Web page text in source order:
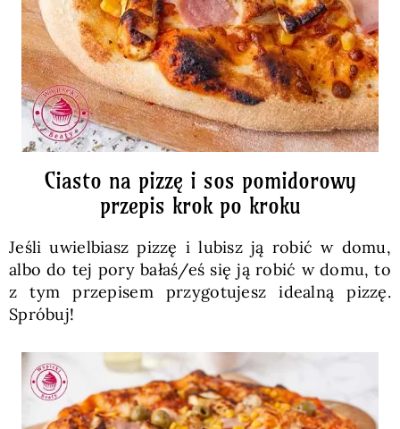
Ciasto na pizzę i sos pomidorowy
przepis krok po kroku
Jeśli uwielbiasz pizzę i lubisz ją robić w domu,
albo do tej pory bałaś/eś się ją robić w domu, to
z tym przepisem przygotujesz idealną pizzę.
Spróbuj!